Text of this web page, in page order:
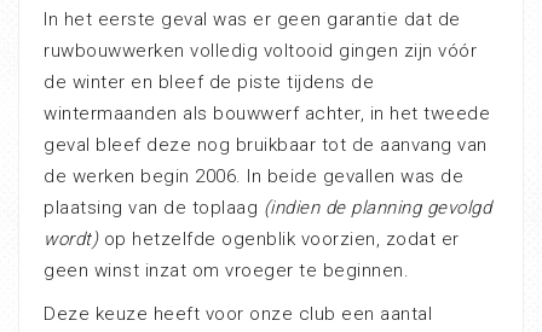
In het eerste geval was er geen garantie dat de
ruwbouwwerken volledig voltooid gingen zijn vóór
de winter en bleef de piste tijdens de
wintermaanden als bouwwerf achter, in het tweede
geval bleef deze nog bruikbaar tot de aanvang van
de werken begin 2006. In beide gevallen was de
plaatsing van de toplaag (indien de planning gevolgd
wordt)op hetzelfde ogenblik voorzien, zodat er
geen winst inzat om vroeger te beginnen.
Deze keuze heeft voor onze club een aantal